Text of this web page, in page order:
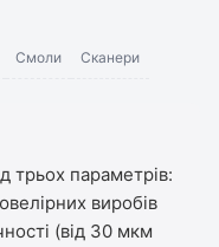
Смоли Сканери
трьох параметрів:
виробів
(від 30 мкм